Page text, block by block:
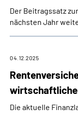
Der Beitragssatz
nächsten Jahr
04.12.2025
Die aktuelle